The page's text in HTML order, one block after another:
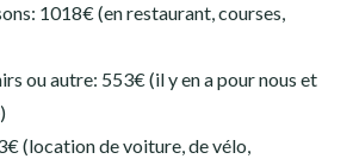
1018€ (en restaurant, courses,
ou autre: 553€ (il y en a pour nous et
(location de voiture, de vélo,